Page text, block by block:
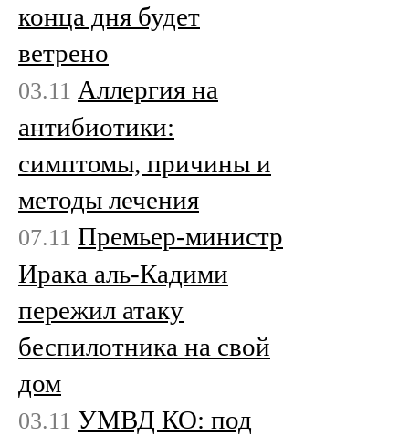
конца дня будет
ветрено
03.11 Аллергия на
антибиотики:
симптомы, причины и
методы лечения
07.11 Премьер-министр
Ирака аль-Кадими
пережил атаку
беспилотника на свой
дом
03.11 УМВД КО: под